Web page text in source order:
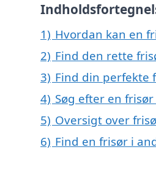
1) Hvordan kan en
2) Find den rette
3) Find din perfekte
4) Søg efter en
5) Oversigt over
6) Find en frisør i